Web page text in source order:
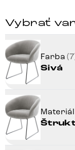
Vybrať
Farba
Sivá
Materiál